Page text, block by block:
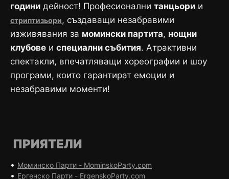
години дейност! Професионални танцьори и
стриптизьори, създаващи незабравими
изживявания за момински партита, нощни
клубове и специални събития. Атрактивни
спектакли, впечатляващи хореографии и шоу
програми, които гарантират емоции и
незабравими моменти!
ПРИЯТЕЛИ
• Моминско Парти - MominskoParty.com
• Ергенско Парти - ErgenskoParty.com